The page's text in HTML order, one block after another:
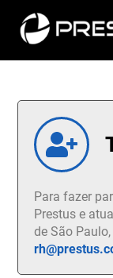
Para fazer
Prestus e
de São